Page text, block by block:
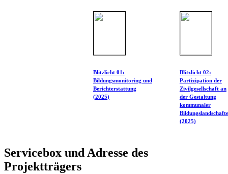
Blitzlicht 01:
Bildungsmonitoring und
Berichterstattung
(2025)
Blitzlicht 02:
Partizipation der
Zivilgesellschaft an
der Gestaltung
kommunaler
(2025)
Servicebox und Adresse des
Projektträgers